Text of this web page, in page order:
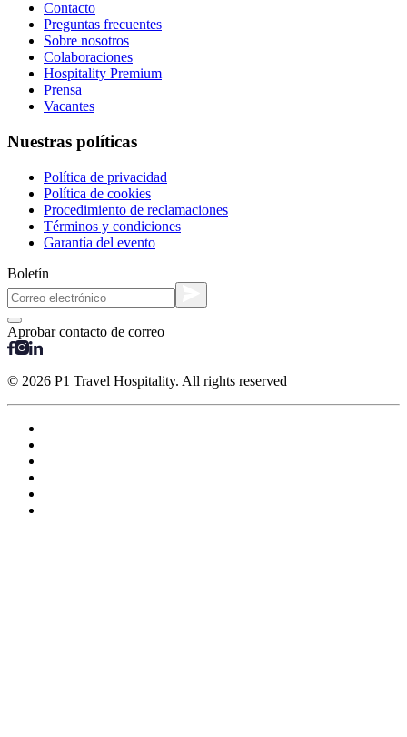
Contacto
Preguntas frecuentes
Sobre nosotros
Colaboraciones
Hospitality Premium
Prensa
Vacantes
Nuestras políticas
Política de privacidad
Política de cookies
Procedimiento de reclamaciones
Términos y condiciones
Garantía del evento
Boletín
Aprobar contacto de correo
© 2026 P1 Travel Hospitality. All rights reserved